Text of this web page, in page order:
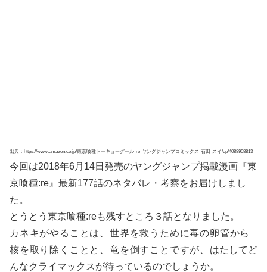
出典：https://www.amazon.co.jp/東京喰種トーキョーグール-re-ヤングジャンプコミックス-石田-スイ/dp/4088908813
今回は2018年6月14日発売のヤングジャンプ掲載漫画『東
京喰種:re』最新177話のネタバレ・考察をお届けしまし
た。
とうとう東京喰種:reも残すところ３話となりました。
カネキがやることは、世界を救うために毒の卵管から
核を取り除くことと、竜を倒すことですが、 はたしてど
んなクライマックスが待っているのでしょうか。